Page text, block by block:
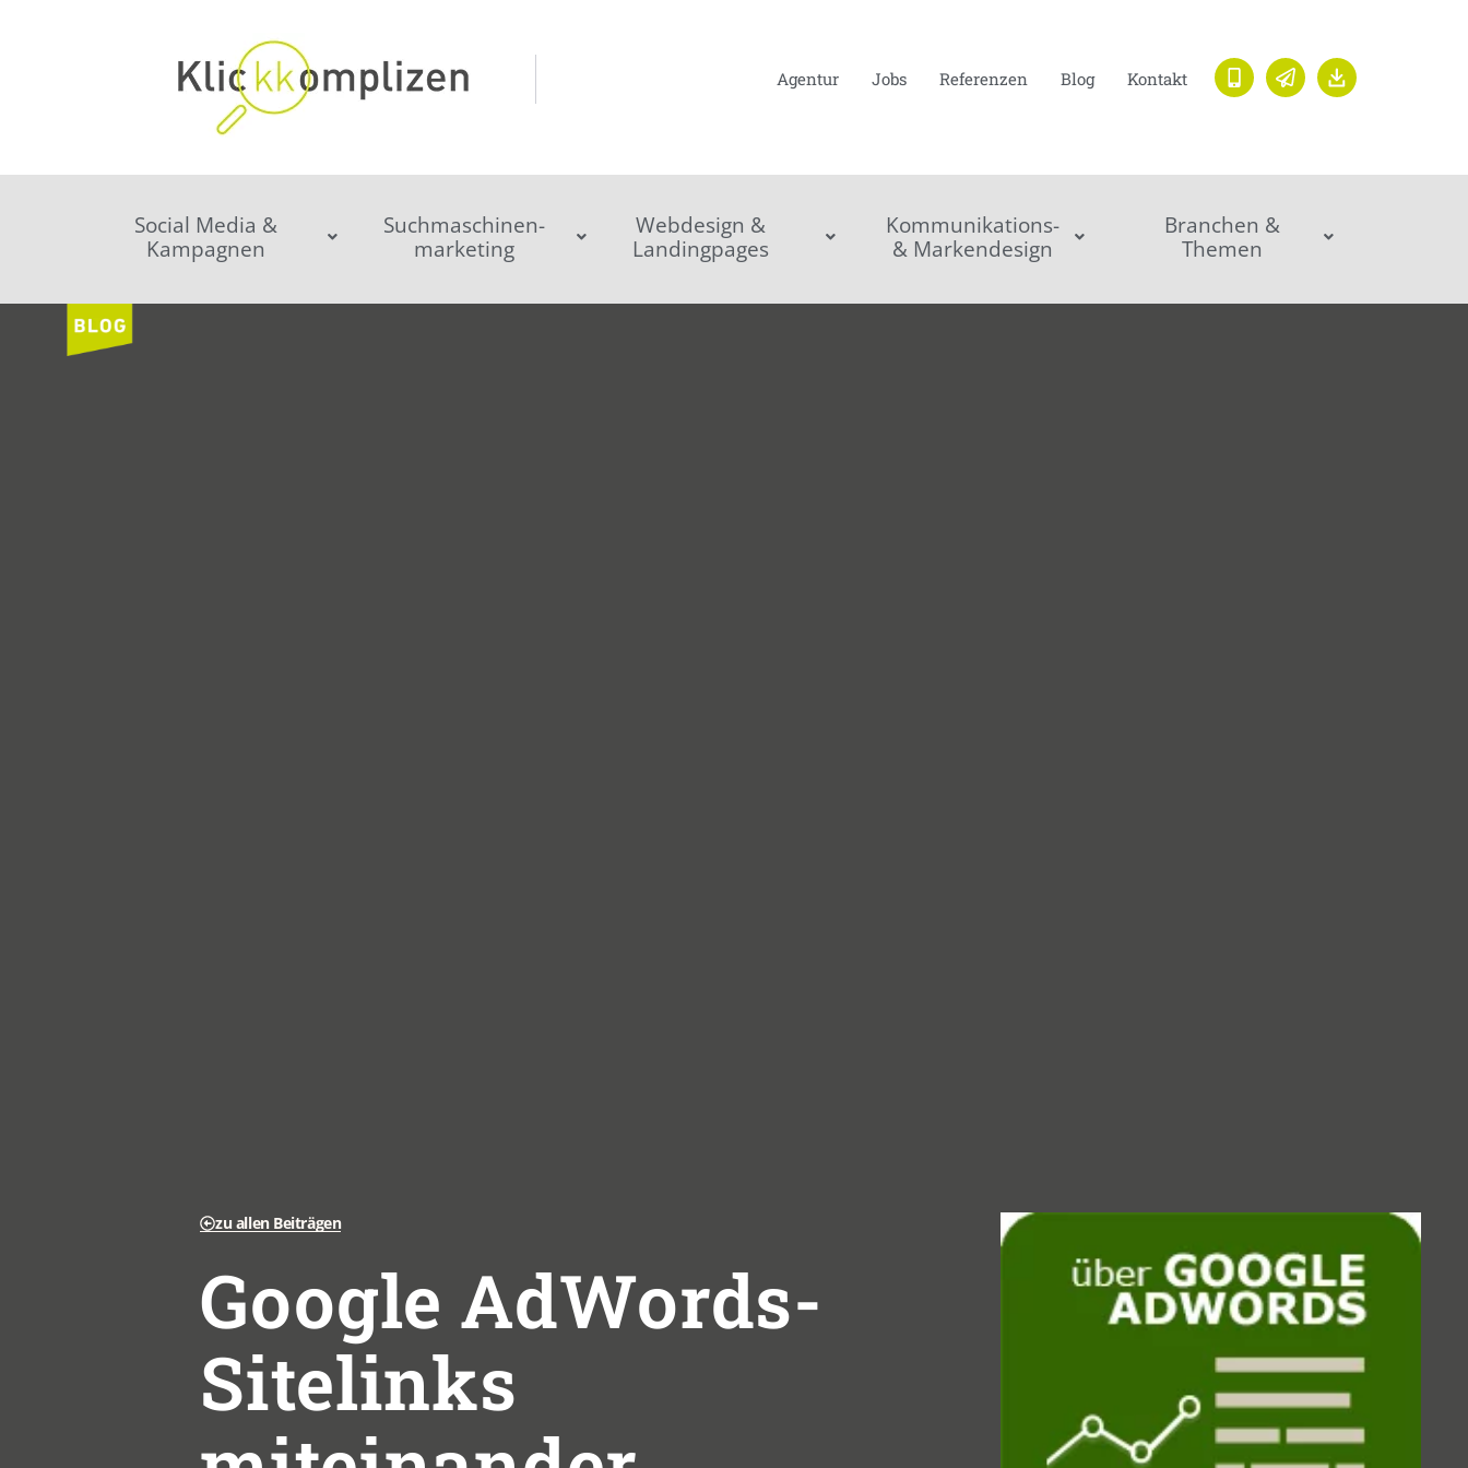
Agentur Jobs Referenzen Blog Kontakt
Social Media &
Kampagnen
Suchmaschinen-
marketing
Webdesign &
Landingpages
Kommunikations-
& Markendesign
Branchen &
Themen
zu allen Beiträgen
Google AdWords-
Sitelinks